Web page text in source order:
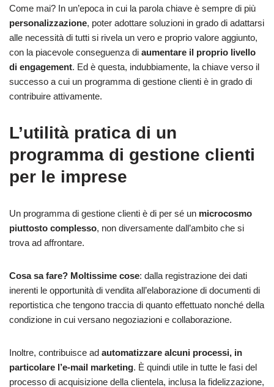
Come mai? In un’epoca in cui la parola chiave è sempre di più
personalizzazione, poter adottare soluzioni in grado di adattarsi
alle necessità di tutti si rivela un vero e proprio valore aggiunto,
con la piacevole conseguenza di aumentare il proprio livello
di engagement. Ed è questa, indubbiamente, la chiave verso il
successo a cui un programma di gestione clienti è in grado di
contribuire attivamente.
L’utilità pratica di un
programma di gestione clienti
per le imprese
Un programma di gestione clienti è di per sé un microcosmo
piuttosto complesso, non diversamente dall’ambito che si
trova ad affrontare.
Cosa sa fare? Moltissime cose: dalla registrazione dei dati
inerenti le opportunità di vendita all’elaborazione di documenti di
reportistica che tengono traccia di quanto effettuato nonché della
condizione in cui versano negoziazioni e collaborazione.
Inoltre, contribuisce ad automatizzare alcuni processi, in
particolare l’e-mail marketing. È quindi utile in tutte le fasi del
processo di acquisizione della clientela, inclusa la fidelizzazione,